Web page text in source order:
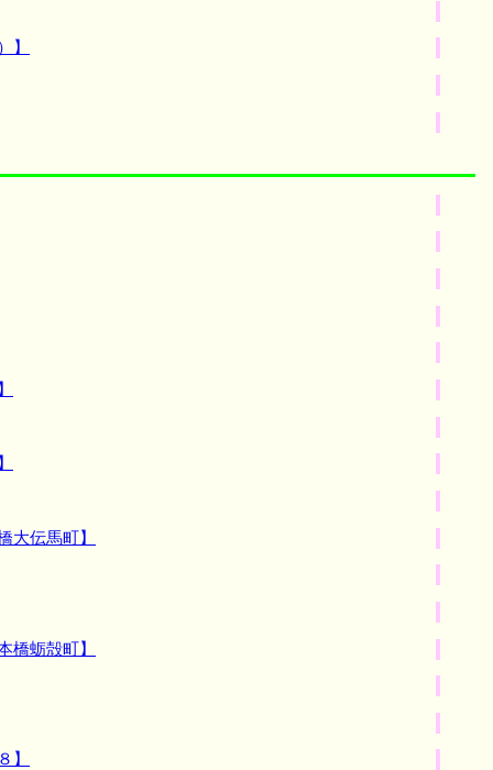
】
伝馬町】
蛎殻町】
】